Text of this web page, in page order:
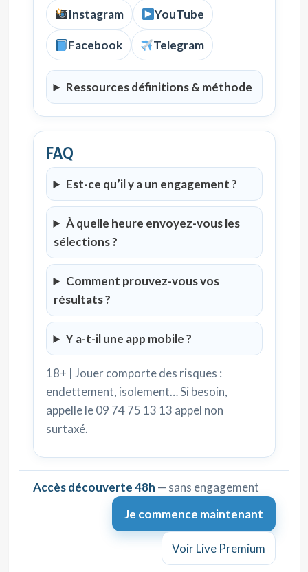
Instagram YouTube
Facebook Telegram
Ressources définitions & méthode
FAQ
Est-ce qu’il y a un engagement ?
À quelle heure envoyez-vous les
sélections ?
Comment prouvez-vous vos
résultats ?
Y a-t-il une app mobile ?
18+ | Jouer comporte des risques :
endettement, isolement… Si besoin,
appelle le 09 74 75 13 13 appel non
surtaxé.
Accès découverte 48h — sans engagement
Je commence maintenant
Voir Live Premium